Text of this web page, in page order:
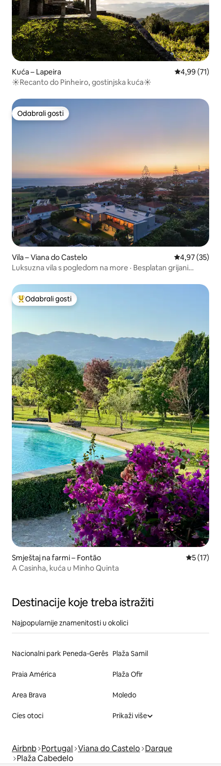
Kuća – Lapeira Prosječna
4,99 (71)
☀️Recanto do Pinheiro, gostinjska kuća☀️
Odabrali gosti
Odabrali gosti
Vila – Viana do Castelo Prosječna
4,97 (35)
Luksuzna vila s pogledom na more · Besplatan grijani
Među najviše rangiranima s oznakom „Odabrali gosti”
Odabrali gosti
Smještaj na farmi – Fontão Prosječna
5 (17)
A Casinha, kuća u Minho Quinta
Destinacije koje treba istražiti
Najpopularnije znamenitosti u okolici
Nacionalni park Peneda-Gerês Plaža Samil
Praia América Plaža Ofir
Area Brava Moledo
Cíes otoci Prikaži više
Airbnb Portugal Viana do Castelo Darque
Plaža Cabedelo